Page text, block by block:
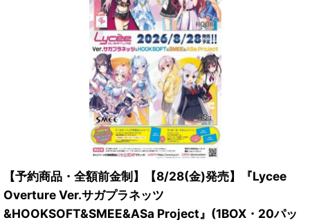
【予約商品・全額前金制】【8/28(金)発売】『Lycee
Overture Ver.サガプラネッツ
&HOOKSOFT&SMEE&ASa Project』(1BOX・20パッ